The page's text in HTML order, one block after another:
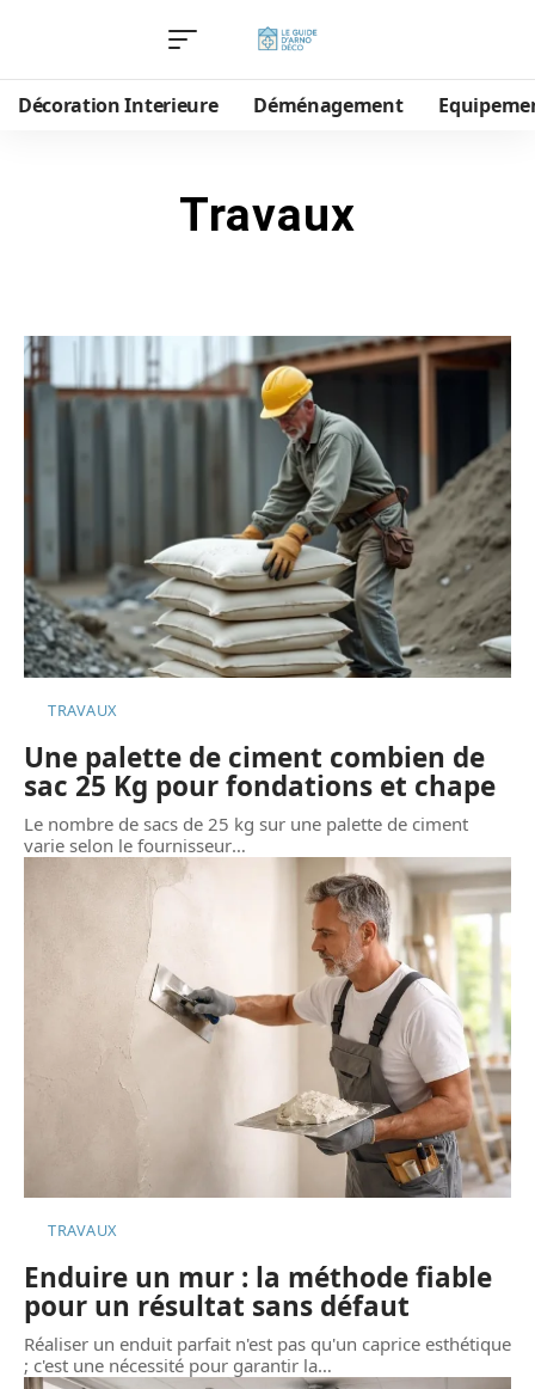
Décoration Interieure Déménagement
Travaux
TRAVAUX
Une palette de ciment combien de
sac 25 Kg pour fondations et chape
Le nombre de sacs de 25 kg sur une palette de ciment
varie selon le fournisseur…
TRAVAUX
Enduire un mur : la méthode fiable
pour un résultat sans défaut
Réaliser un enduit parfait n'est pas qu'un caprice esthétique
; c'est une nécessité pour garantir la…